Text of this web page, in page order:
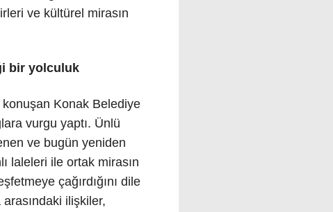
ve kültürel mirasın
bir yolculuk
konuşan Konak Belediye
vurgu yaptı. Ünlü
ve bugün yeniden
laleleri ile ortak mirasın
çağırdığını dile
ilişkiler,